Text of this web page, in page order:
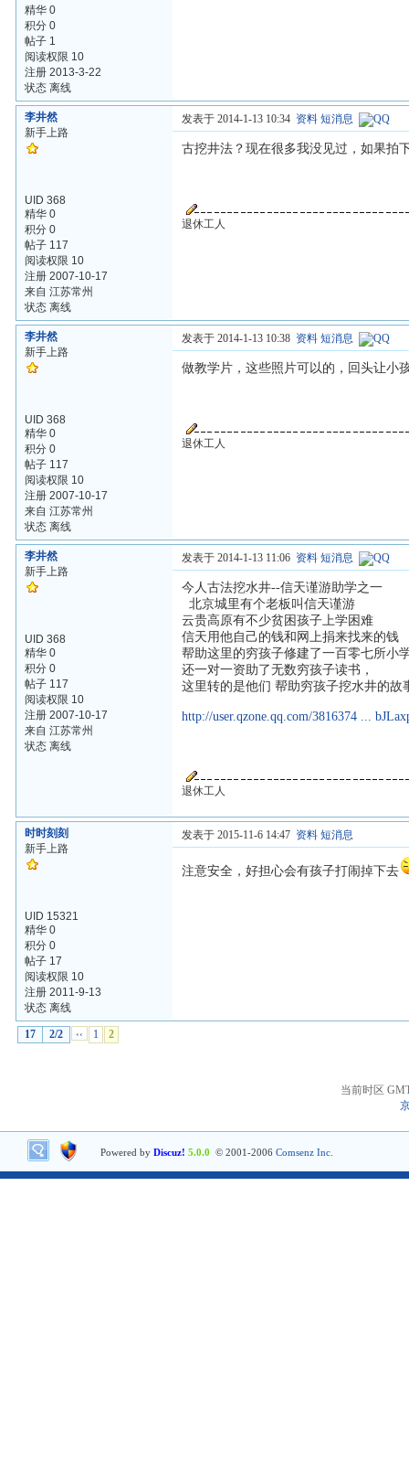
精华 0
积分 0
帖子 1
阅读权限 10
注册 2013-3-22
状态 离线
李井然
新手上路
UID 368
精华 0
积分 0
帖子 117
阅读权限 10
注册 2007-10-17
来自 江苏常州
状态 离线
发表于 2014-1-13 10:34 资料 短消息
古挖井法？现在很多我没见过，如果拍
退休工人
李井然
新手上路
UID 368
精华 0
积分 0
帖子 117
阅读权限 10
注册 2007-10-17
来自 江苏常州
状态 离线
发表于 2014-1-13 10:38 资料 短消息
做教学片，这些照片可以的，回头让小
退休工人
李井然
新手上路
UID 368
精华 0
积分 0
帖子 117
阅读权限 10
注册 2007-10-17
来自 江苏常州
状态 离线
发表于 2014-1-13 11:06 资料 短消息
今人古法挖水井--信天谨游助学之一
北京城里有个老板叫信天谨游
云贵高原有不少贫困孩子上学困难
信天用他自己的钱和网上捐来找来的钱
帮助这里的穷孩子修建了一百零七所小
还一对一资助了无数穷孩子读书，
这里转的是他们 帮助穷孩子挖水井的故
http://user.qzone.qq.com/3816374 ...
退休工人
时时刻刻
新手上路
UID 15321
精华 0
积分 0
帖子 17
阅读权限 10
注册 2011-9-13
状态 离线
发表于 2015-11-6 14:47 资料 短消息
注意安全，好担心会有孩子打闹掉下去
17 2/2 ‹‹ 1 2
当前时区
Powered by Discuz! 5.0.0 © 2001-2006 Comsenz Inc.